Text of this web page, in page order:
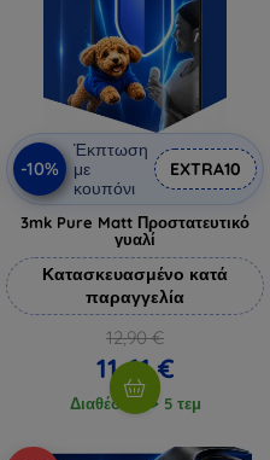
-10%
Έκπτωση
με
κουπόνι
EXTRA10
3mk Pure Matt Προστατευτικό
γυαλί
Κατασκευασμένο κατά
παραγγελία
12,90 €
11,61 €
Διαθέσιμο > 5 τεμ